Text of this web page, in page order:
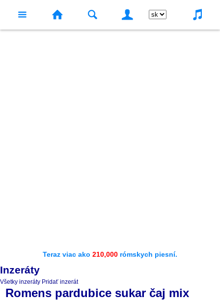
Teraz viac ako 210,000 rómskych piesní.
Inzeráty
Všetky inzeráty Pridať inzerát
Romens pardubice sukar čaj mix